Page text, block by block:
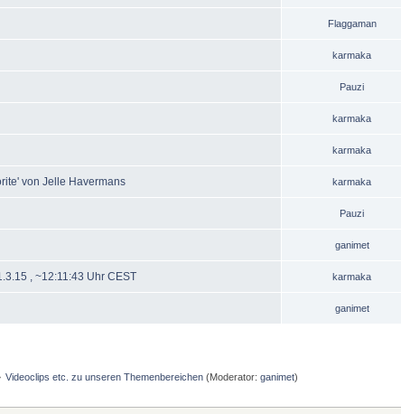
Flaggaman
karmaka
Pauzi
karmaka
karmaka
von Jelle Havermans karmaka
Pauzi
ganimet
, ~12:11:43 Uhr CEST karmaka
ganimet
Videoclips etc. zu unseren Themenbereichen(Moderator: ganimet)